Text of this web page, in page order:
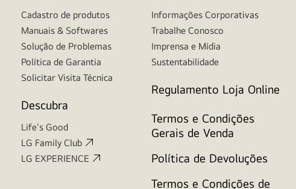
Cadastro de produtos
Manuais & Softwares
Solução de Problemas
Política de Garantia
Solicitar Visita Técnica
Descubra
Life's Good
LG Family Club
LG EXPERIENCE
Informações Corporativas
Trabalhe Conosco
Imprensa e Mídia
Sustentabilidade
Regulamento Loja Online
Termos e Condições
Gerais de Venda
Política de Devoluções
Termos e Condições de